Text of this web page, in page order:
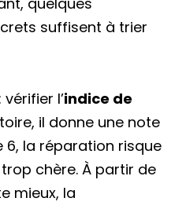
suffisent à trier
l’indice de
il donne une note
6, la réparation risque
chère. À partir de
mieux, la